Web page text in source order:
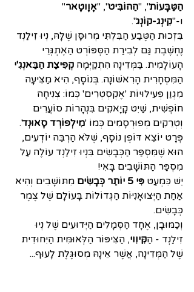
הַטַּבָּעוֹת", "הַהוֹבִּיט", "אָוָוטָאר"
ו-"קִינְג-קוֹנְג".
בִּזְכוּת הַטֶּבַע הַבִּלְתִּי מְרוּסָּן שֶׁלָּהּ, נְיוּ זִילַנְד
נֶחְשֶׁבֶת גַּם לְבִירַת הַסְּפּוֹרְט הַאֶתְגְּרֵי
הָעוֹלָמִית. בַּמְּדִינָה הִתְקַיְּמָה קְפִיצַת הַבַּאנְגִ'י
הַמִּסְחָרִית הָרִאשׁוֹנָה. בְּנוֹסָף, הִיא מַצִּיעָה
מִגְוַן פְּעִילוּיוֹת 'אֶקְסְטְרִים' כְּמוֹ: צְנִיחָה
חוֺפְשִׁית, שַׁיִט קָיָאקִים בִּנְהָרוֹת סוֹעֲרִים
וְטְרֵקִים מְפוּרְסָמִים כְּמוֹ 'מִילְפוֹרְד סָאוּנְד'.
פְּרָט יוֹצֵא דּוֺפֶן נוֹסָף, שֶׁלֹּא הַרְבֵּה יוֹדְעִים,
הוּא שֶׁמִּסְפַּר הַכְּבָשִׂים בִּנְיוּ זִילַנְד עוֹלֶה עַל
מִסְפַּר הַתּוֹשָׁבִים בָּאִי!
יֵשׁ כִּמְעַט פִּי 5 יוֹתֵר כְּבָשִׂים
מִתּוֹשָׁבִים וְהִיא
אַחַת הַיְּצוּאָנִיּוֹת הַגְּדוֹלוֹת בָּעוֹלָם שֶׁל צֶמֶר
כְּבָשִׂים.
וְכַמּוּבָן, אֶחָד הַסְּמָלִים הַיְּדוּעִים שֶׁל נְיוּ
זִילַנְד - הַקִּיוִוי, הַצִּיפּוֹר הַלְּאוּמִּית הַיִּחוּדִית
שֶׁל הַמְּדִינָה, אֲשֶׁר אֵינָהּ מְסוּגֶּלֶת לָעוּף...